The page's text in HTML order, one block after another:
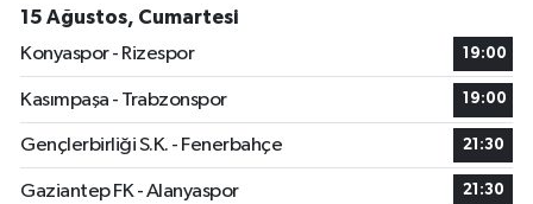
15 Ağustos, Cumartesi
Konyaspor - Rizespor
19:00
Kasımpaşa - Trabzonspor 19:00
Gençlerbirliği S.K. - Fenerbahçe 21:30
Gaziantep FK - Alanyaspor 21:30